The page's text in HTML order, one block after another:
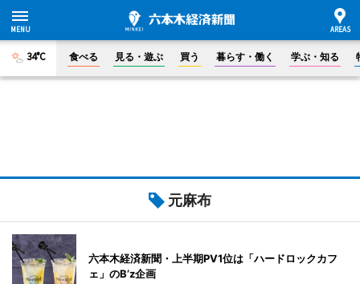
34°C 食べる 見る・遊ぶ 買う 暮らす・働く 学ぶ・知る
元麻布
六本木経済新聞・上半期PV1位は「ハードロックカフ
ェ」のB’z企画